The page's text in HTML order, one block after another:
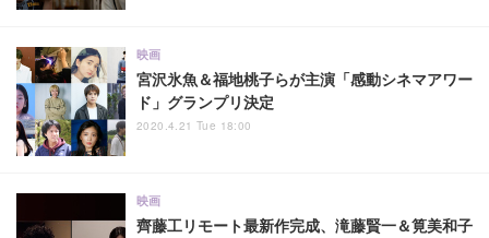
宮沢氷魚＆福地桃子らが主演「感動シネマアワー
ド」グランプリ決定
映画
2020.4.21 Tue 18:00
齊藤工リモート最新作完成、滝藤賢一＆筧美和子
映画